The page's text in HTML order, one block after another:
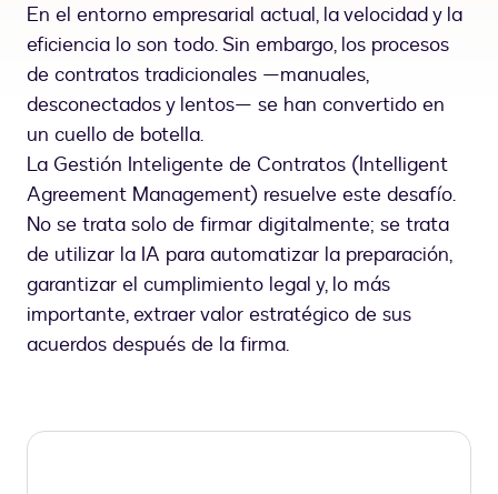
En el entorno empresarial actual, la velocidad y la
eficiencia lo son todo. Sin embargo, los procesos
de contratos tradicionales —manuales,
desconectados y lentos— se han convertido en
un cuello de botella.
La Gestión Inteligente de Contratos (Intelligent
Agreement Management) resuelve este desafío.
No se trata solo de firmar digitalmente; se trata
de utilizar la IA para automatizar la preparación,
garantizar el cumplimiento legal y, lo más
importante, extraer valor estratégico de sus
acuerdos después de la firma.